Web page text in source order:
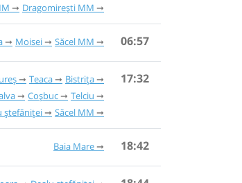
Dragomirești MM
Moisei Săcel MM 06:57
Teaca
Bistrița
Coșbuc
Telciu
ștefăniței Săcel MM
17:32
Baia Mare 18:42